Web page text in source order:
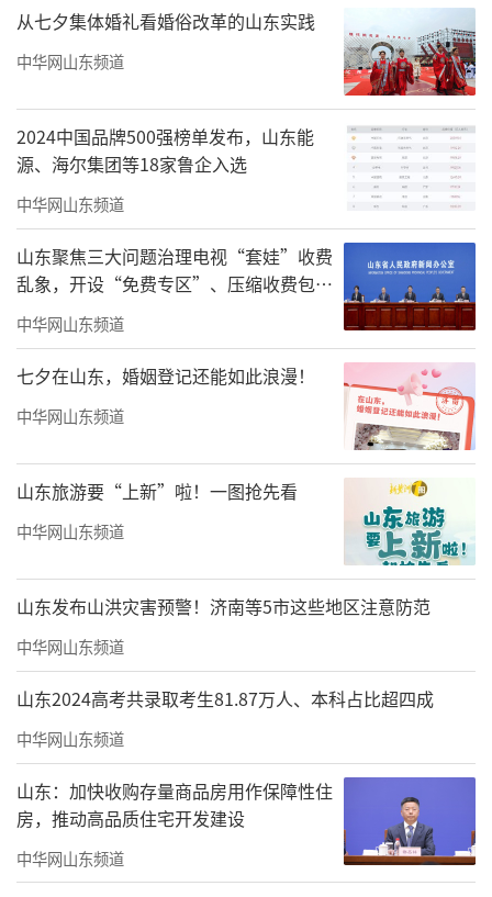
活幸福感，进一步提升冬季文旅消费市场活
力。
大众日报记者：潍坊今年冬季旅游活动非
常丰富，涵盖了冰雪、温泉、年俗等多个方
面。我们特别注意到，“行知成长季”作为五
从七夕集体婚礼看婚俗改革的山东实践
中华网山东频道
2024中国品牌500强榜单发布，山东能
源、海尔集团等18家鲁企入选
中华网山东频道
山东聚焦三大问题治理电视“套娃”收费
乱象，开设“免费专区”、压缩收费包比
例70%以上
中华网山东频道
七夕在山东，婚姻登记还能如此浪漫！
中华网山东频道
山东旅游要“上新”啦！一图抢先看
中华网山东频道
山东发布山洪灾害预警！济南等5市这些地区注意防范
中华网山东频道
山东2024高考共录取考生81.87万人、本科占比超四成
中华网山东频道
山东：加快收购存量商品房用作保障性住
房，推动高品质住宅开发建设
中华网山东频道